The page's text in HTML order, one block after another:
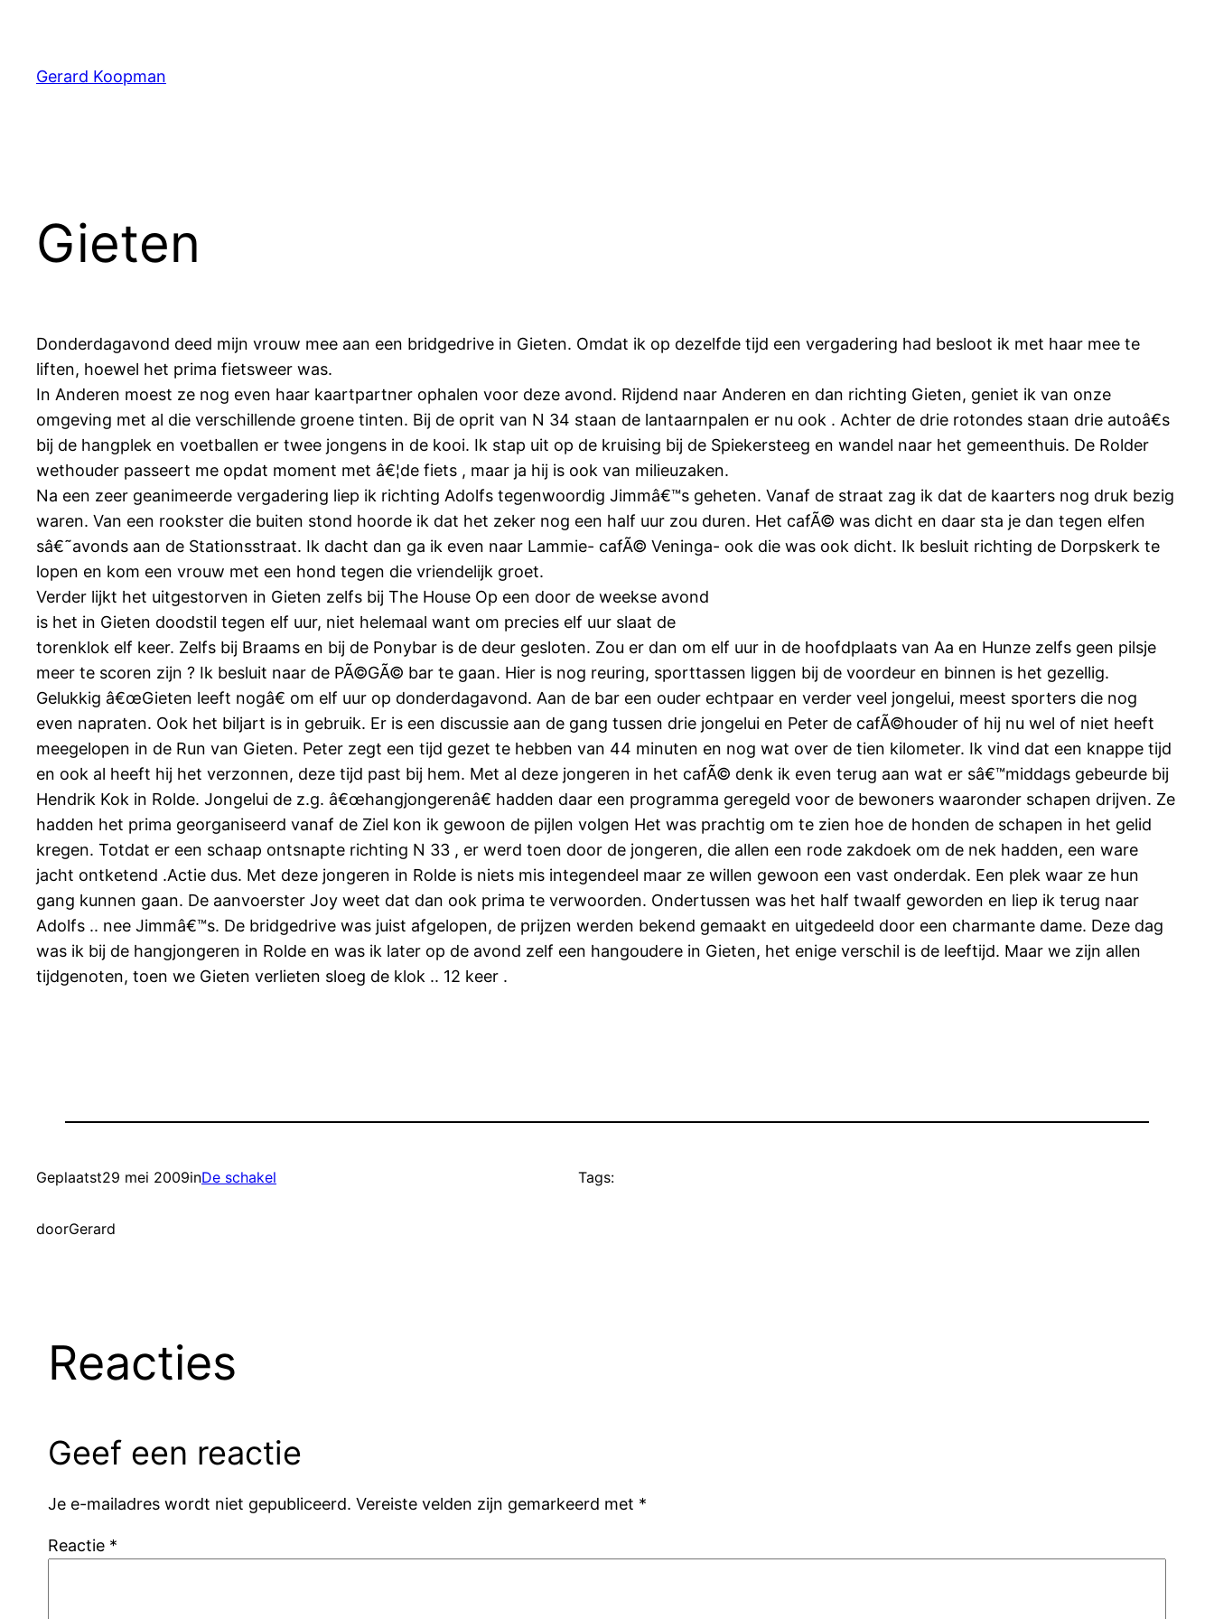
Gerard Koopman
Gieten
Donderdagavond deed mijn vrouw mee aan een bridgedrive in Gieten. Omdat ik op dezelfde tijd een vergadering had besloot ik met haar mee te
liften, hoewel het prima fietsweer was.
In Anderen moest ze nog even haar kaartpartner ophalen voor deze avond. Rijdend naar Anderen en dan richting Gieten, geniet ik van onze
omgeving met al die verschillende groene tinten. Bij de oprit van N 34 staan de lantaarnpalen er nu ook . Achter de drie rotondes staan drie autoâ€s
bij de hangplek en voetballen er twee jongens in de kooi. Ik stap uit op de kruising bij de Spiekersteeg en wandel naar het gemeenthuis. De Rolder
wethouder passeert me opdat moment met â€¦de fiets , maar ja hij is ook van milieuzaken.
Na een zeer geanimeerde vergadering liep ik richting Adolfs tegenwoordig Jimmâ€™s geheten. Vanaf de straat zag ik dat de kaarters nog druk bezig
waren. Van een rookster die buiten stond hoorde ik dat het zeker nog een half uur zou duren. Het cafÃ© was dicht en daar sta je dan tegen elfen
sâ€˜avonds aan de Stationsstraat. Ik dacht dan ga ik even naar Lammie- cafÃ© Veninga- ook die was ook dicht. Ik besluit richting de Dorpskerk te
lopen en kom een vrouw met een hond tegen die vriendelijk groet.
Verder lijkt het uitgestorven in Gieten zelfs bij The House Op een door de weekse avond
is het in Gieten doodstil tegen elf uur, niet helemaal want om precies elf uur slaat de
torenklok elf keer. Zelfs bij Braams en bij de Ponybar is de deur gesloten. Zou er dan om elf uur in de hoofdplaats van Aa en Hunze zelfs geen pilsje
meer te scoren zijn ? Ik besluit naar de PÃ©GÃ© bar te gaan. Hier is nog reuring, sporttassen liggen bij de voordeur en binnen is het gezellig.
Gelukkig â€œGieten leeft nogâ€ om elf uur op donderdagavond. Aan de bar een ouder echtpaar en verder veel jongelui, meest sporters die nog
even napraten. Ook het biljart is in gebruik. Er is een discussie aan de gang tussen drie jongelui en Peter de cafÃ©houder of hij nu wel of niet heeft
meegelopen in de Run van Gieten. Peter zegt een tijd gezet te hebben van 44 minuten en nog wat over de tien kilometer. Ik vind dat een knappe tijd
en ook al heeft hij het verzonnen, deze tijd past bij hem. Met al deze jongeren in het cafÃ© denk ik even terug aan wat er sâ€™middags gebeurde bij
Hendrik Kok in Rolde. Jongelui de z.g. â€œhangjongerenâ€ hadden daar een programma geregeld voor de bewoners waaronder schapen drijven. Ze
hadden het prima georganiseerd vanaf de Ziel kon ik gewoon de pijlen volgen Het was prachtig om te zien hoe de honden de schapen in het gelid
kregen. Totdat er een schaap ontsnapte richting N 33 , er werd toen door de jongeren, die allen een rode zakdoek om de nek hadden, een ware
jacht ontketend .Actie dus. Met deze jongeren in Rolde is niets mis integendeel maar ze willen gewoon een vast onderdak. Een plek waar ze hun
gang kunnen gaan. De aanvoerster Joy weet dat dan ook prima te verwoorden. Ondertussen was het half twaalf geworden en liep ik terug naar
Adolfs .. nee Jimmâ€™s. De bridgedrive was juist afgelopen, de prijzen werden bekend gemaakt en uitgedeeld door een charmante dame. Deze dag
was ik bij de hangjongeren in Rolde en was ik later op de avond zelf een hangoudere in Gieten, het enige verschil is de leeftijd. Maar we zijn allen
tijdgenoten, toen we Gieten verlieten sloeg de klok .. 12 keer .
Geplaatst29 mei 2009inDe schakel
doorGerard
Tags:
Reacties
Geef een reactie
Je e-mailadres wordt niet gepubliceerd. Vereiste velden zijn gemarkeerd met *
Reactie *